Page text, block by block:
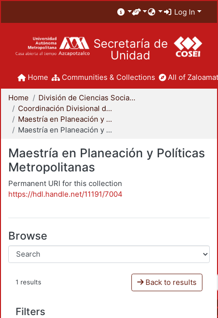
Log In
Secretaría de
Unidad
Home Communities & Collections All of
Home
División de Ciencias Sociales y Humanidades
Coordinación Divisional de Posgrado
Maestría en Planeación y Políticas Metropolitanas
Maestría en Planeación y Políticas Metropolitanas
Maestría en Planeación y Políticas
Metropolitanas
Permanent URI for this collection
https://hdl.handle.net/11191/7004
Browse
1 results Back to results
Filters